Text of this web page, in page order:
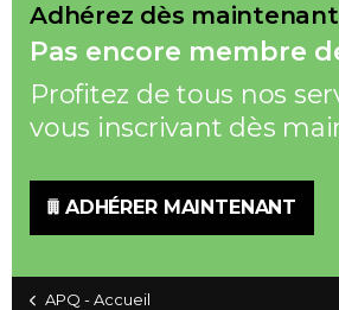
Adhérez dès maintenant
Pas encore membre
Profitez de tous nos
vous inscrivant dès
ADHÉRER MAINTENANT
APQ - Accueil